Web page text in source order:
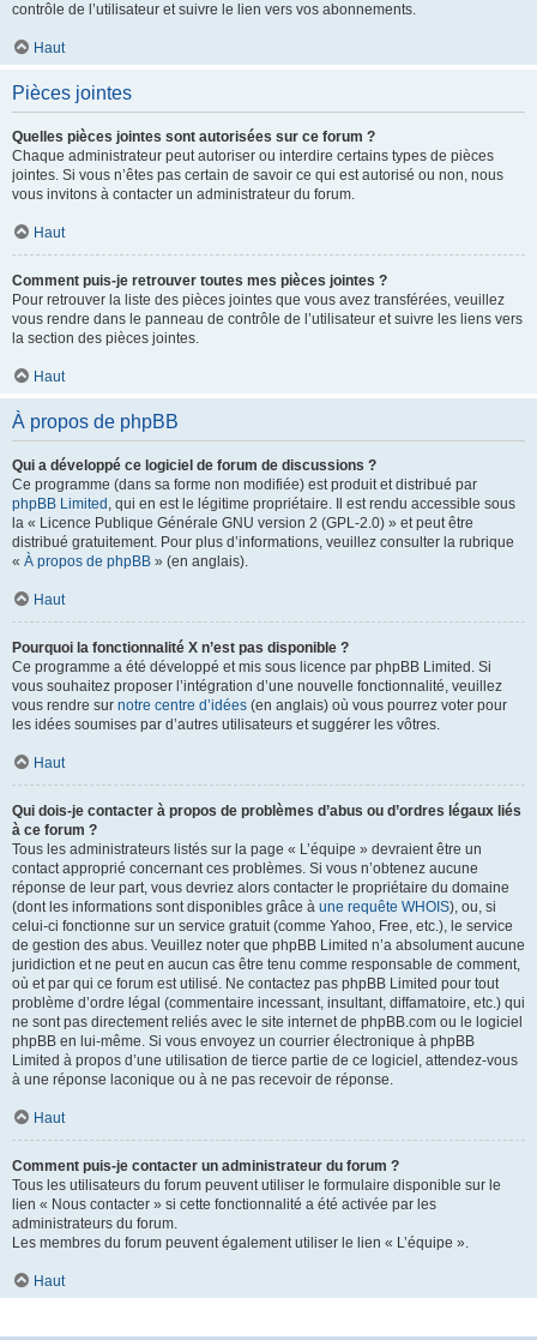
contrôle de l’utilisateur et suivre le lien vers vos abonnements.
Haut
Pièces jointes
Quelles pièces jointes sont autorisées sur ce forum ?
Chaque administrateur peut autoriser ou interdire certains types de pièces
jointes. Si vous n’êtes pas certain de savoir ce qui est autorisé ou non, nous
vous invitons à contacter un administrateur du forum.
Haut
Comment puis-je retrouver toutes mes pièces jointes ?
Pour retrouver la liste des pièces jointes que vous avez transférées, veuillez
vous rendre dans le panneau de contrôle de l’utilisateur et suivre les liens vers
la section des pièces jointes.
Haut
À propos de phpBB
Qui a développé ce logiciel de forum de discussions ?
Ce programme (dans sa forme non modifiée) est produit et distribué par
phpBB Limited , qui en est le légitime propriétaire. Il est rendu accessible sous
la « Licence Publique Générale GNU version 2 (GPL-2.0) » et peut être
distribué gratuitement. Pour plus d’informations, veuillez consulter la rubrique
« À propos de phpBB » (en anglais).
Haut
Pourquoi la fonctionnalité X n’est pas disponible ?
Ce programme a été développé et mis sous licence par phpBB Limited. Si
vous souhaitez proposer l’intégration d’une nouvelle fonctionnalité, veuillez
vous rendre sur notre centre d’idées (en anglais) où vous pourrez voter pour
les idées soumises par d’autres utilisateurs et suggérer les vôtres.
Haut
Qui dois-je contacter à propos de problèmes d’abus ou d’ordres légaux liés
à ce forum ?
Tous les administrateurs listés sur la page « L’équipe » devraient être un
contact approprié concernant ces problèmes. Si vous n’obtenez aucune
réponse de leur part, vous devriez alors contacter le propriétaire du domaine
(dont les informations sont disponibles grâce à une requête WHOIS), ou, si
celui-ci fonctionne sur un service gratuit (comme Yahoo, Free, etc.), le service
de gestion des abus. Veuillez noter que phpBB Limited n’a absolument aucune
juridiction et ne peut en aucun cas être tenu comme responsable de comment,
où et par qui ce forum est utilisé. Ne contactez pas phpBB Limited pour tout
problème d’ordre légal (commentaire incessant, insultant, diffamatoire, etc.) qui
ne sont pas directement reliés avec le site internet de phpBB.com ou le logiciel
phpBB en lui-même. Si vous envoyez un courrier électronique à phpBB
Limited à propos d’une utilisation de tierce partie de ce logiciel, attendez-vous
à une réponse laconique ou à ne pas recevoir de réponse.
Haut
Comment puis-je contacter un administrateur du forum ?
Tous les utilisateurs du forum peuvent utiliser le formulaire disponible sur le
lien « Nous contacter » si cette fonctionnalité a été activée par les
administrateurs du forum.
Les membres du forum peuvent également utiliser le lien « L’équipe ».
Haut